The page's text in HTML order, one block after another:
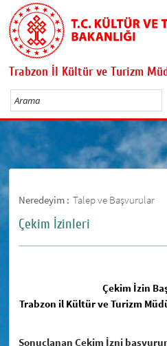
Trabzon İl Kültür ve Turizm
Neredeyim : Talep ve Başvurular
Çekim İzinleri
Çekim İzin
Trabzon il Kültür ve Turizm
Sonuçlanan Çekim İzni